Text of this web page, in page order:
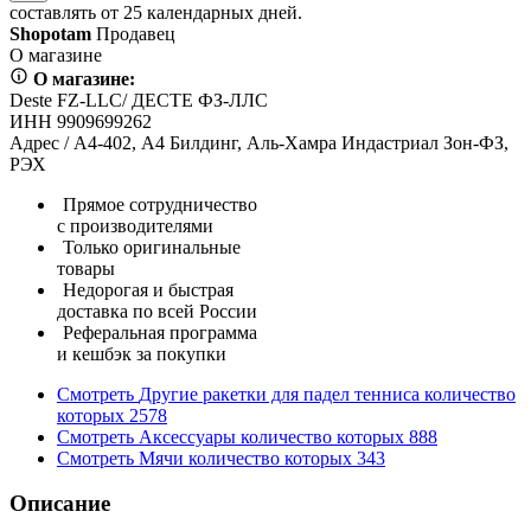
составлять от 25 календарных дней.
Shopotam Продавец
О магазине
О магазине:
Deste FZ-LLC/ ДЕСТЕ ФЗ-ЛЛС
ИНН 9909699262
Адрес / А4-402, А4 Билдинг, Аль-Хамра Индастриал Зон-ФЗ,
РЭХ
Прямое сотрудничество
с производителями
Только оригинальные
товары
Недорогая и быстрая
доставка по всей России
Реферальная программа
и кешбэк за покупки
Смотреть Другие ракетки для падел тенниса количество
которых 2578
Смотреть Аксессуары количество которых 888
Смотреть Мячи количество которых 343
Описание